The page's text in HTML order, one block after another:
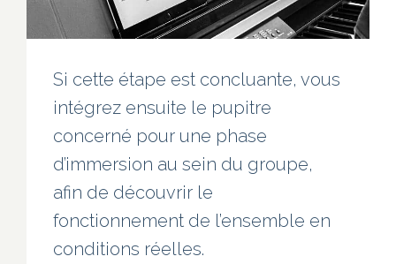
Si cette étape est concluante, vous
intégrez ensuite le pupitre
concerné pour une phase
d’immersion au sein du groupe,
afin de découvrir le
fonctionnement de l’ensemble en
conditions réelles.